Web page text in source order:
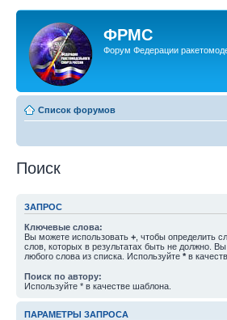
ФРМС
Форум Федерации
Список форумов
Поиск
ЗАПРОС
Ключевые слова:
Вы можете использовать + , чтобы определить
слов, которых в результатах быть не должно.
любого слова из списка. Используйте * в
Поиск по автору:
Используйте * в качестве шаблона.
ПАРАМЕТРЫ ЗАПРОСА